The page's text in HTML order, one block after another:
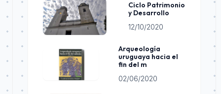
Ciclo Patrimonio
y Desarrollo
12/10/2020
Arqueología
uruguaya hacia el
fin del m
02/06/2020